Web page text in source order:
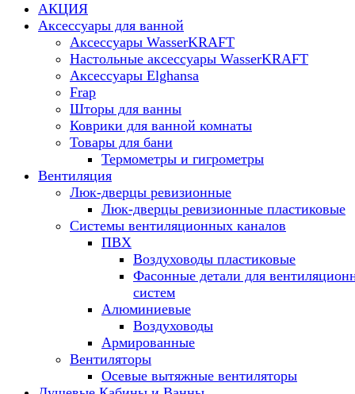
АКЦИЯ
Аксессуары для ванной
Аксессуары WasserKRAFT
Настольные аксессуары WasserKRAFT
Аксессуары Elghansa
Frap
Шторы для ванны
Коврики для ванной комнаты
Товары для бани
Термометры и гигрометры
Вентиляция
Люк-дверцы ревизионные
Люк-дверцы ревизионные пластиковые
Системы вентиляционных каналов
ПВХ
Воздуховоды пластиковые
Фасонные детали для
систем
Алюминиевые
Воздуховоды
Армированные
Вентиляторы
Осевые вытяжные вентиляторы